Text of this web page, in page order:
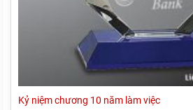
Kỷ niệm chương 10 năm làm việc